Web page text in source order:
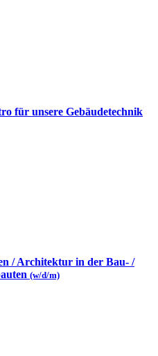
für unsere Gebäudetechnik
/ Architektur in der Bau- /
(w/d/m)